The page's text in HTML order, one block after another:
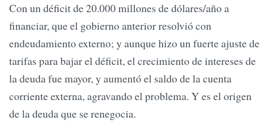
Con un déficit de 20.000 millones de dólares/año a
financiar, que el gobierno anterior resolvió con
endeudamiento externo; y aunque hizo un fuerte ajuste de
tarifas para bajar el déficit, el crecimiento de intereses de
la deuda fue mayor, y aumentó el saldo de la cuenta
corriente externa, agravando el problema. Y es el origen
de la deuda que se renegocia.